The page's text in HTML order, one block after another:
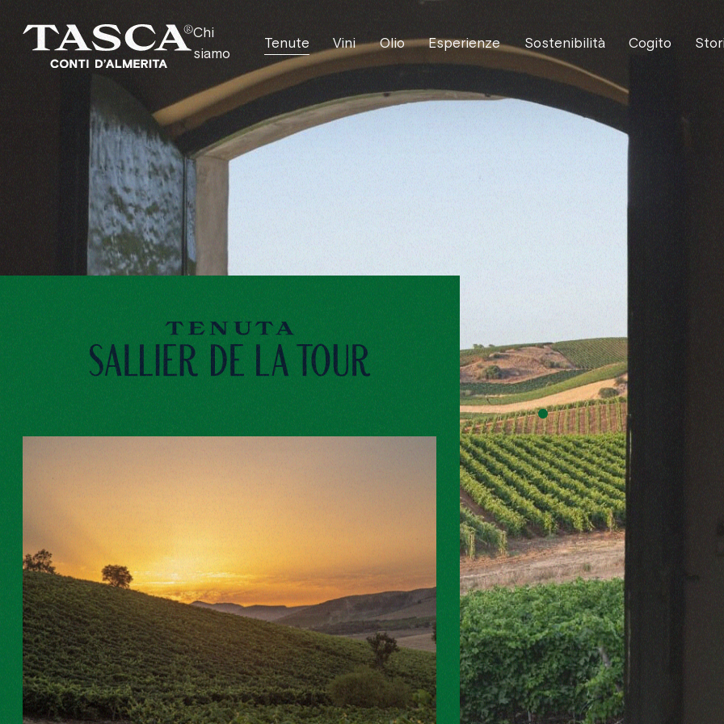
Chi
siamo
Tenute Vini Olio Esperienze Sostenibilità Cogito